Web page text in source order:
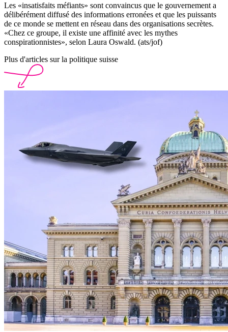
Les «insatisfaits méfiants» sont convaincus que le gouvernement a
délibérément diffusé des informations erronées et que les puissants
de ce monde se mettent en réseau dans des organisations secrètes.
«Chez ce groupe, il existe une affinité avec les mythes
conspirationnistes», selon Laura Oswald. (ats/jof)
Plus d'articles sur la politique suisse